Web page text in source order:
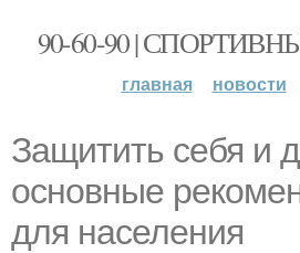
90-60-90 |
главная новости
Защитить себя и
основные
для населения